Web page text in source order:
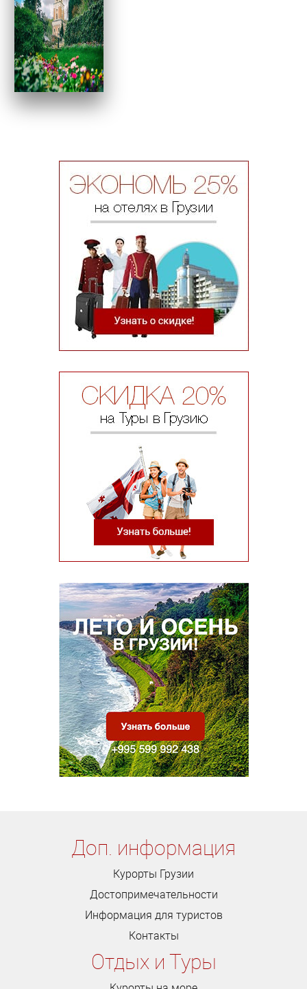
Доп. информация
Курорты Грузии
Достопримечательности
Информация для туристов
Контакты
Отдых и Туры